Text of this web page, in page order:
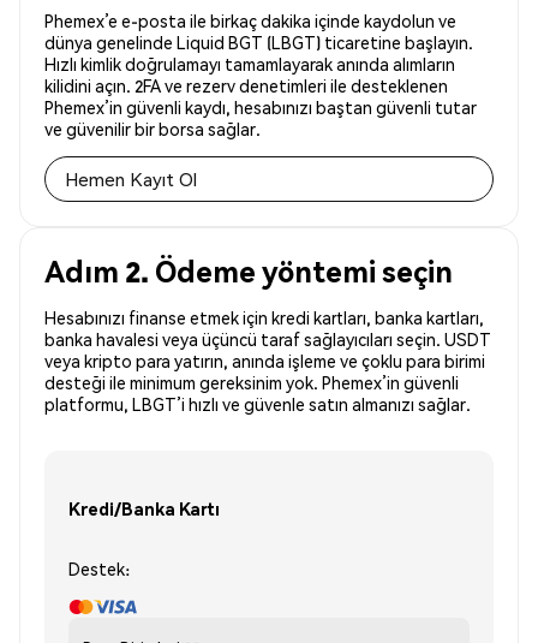
Phemex’e e-posta ile birkaç dakika içinde kaydolun ve
dünya genelinde Liquid BGT (LBGT) ticaretine başlayın.
Hızlı kimlik doğrulamayı tamamlayarak anında alımların
kilidini açın. 2FA ve rezerv denetimleri ile desteklenen
Phemex’in güvenli kaydı, hesabınızı baştan güvenli tutar
ve güvenilir bir borsa sağlar.
Hemen Kayıt Ol
Adım 2. Ödeme yöntemi seçin
Hesabınızı finanse etmek için kredi kartları, banka kartları,
banka havalesi veya üçüncü taraf sağlayıcıları seçin. USDT
veya kripto para yatırın, anında işleme ve çoklu para birimi
desteği ile minimum gereksinim yok. Phemex’in güvenli
platformu, LBGT’i hızlı ve güvenle satın almanızı sağlar.
Kredi/Banka Kartı
Destek: